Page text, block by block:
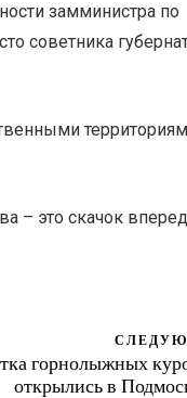
замминистра по
советника
– это скачок
горнолыжных
открылись в